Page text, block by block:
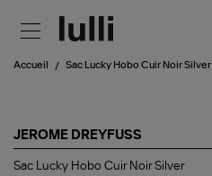
Accueil Sac Lucky Hobo Cuir Noir Silver
JEROME DREYFUSS
Sac
Sac Lucky Hobo Cuir Noir Silver